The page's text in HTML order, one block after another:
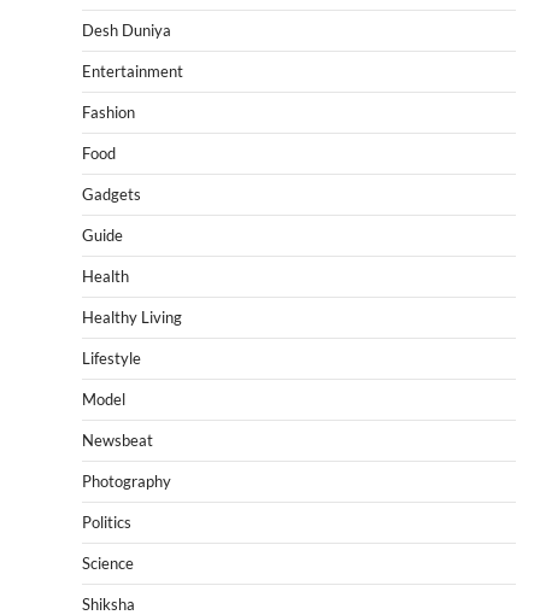
Desh Duniya
Entertainment
Fashion
Food
Gadgets
Guide
Health
Healthy Living
Lifestyle
Model
Newsbeat
Photography
Politics
Science
Shiksha